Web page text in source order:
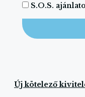
Új kötelező
S.O.S.